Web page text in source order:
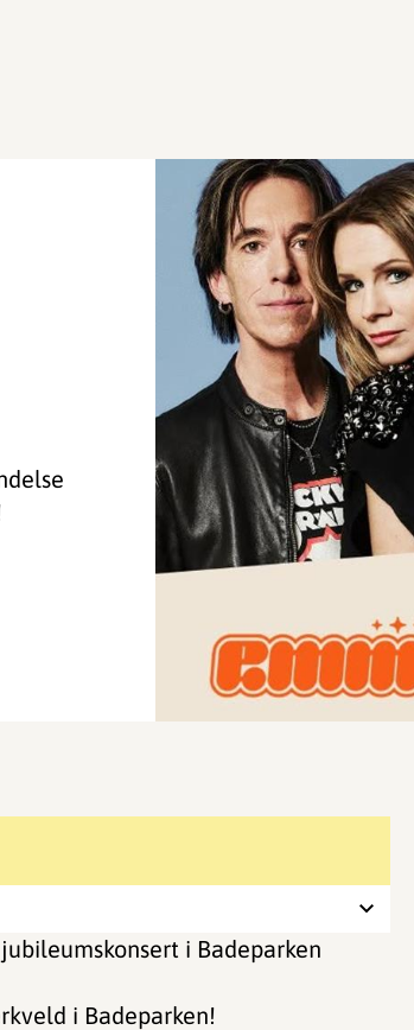
i Badeparken
i Badeparken!